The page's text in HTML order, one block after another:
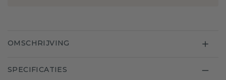
OMSCHRIJVING
SPECIFICATIES